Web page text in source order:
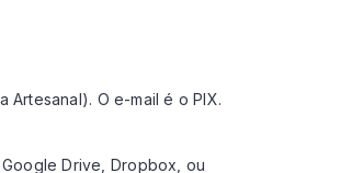
Artesanal). O e-mail é o PIX.
Drive, Dropbox, ou